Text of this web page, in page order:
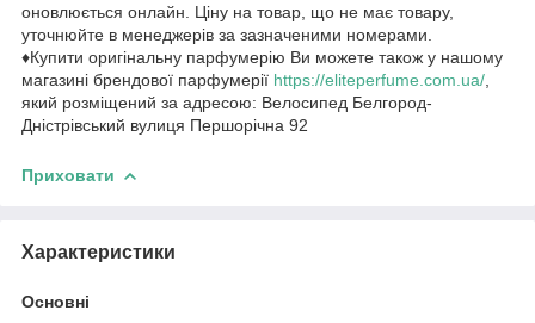
оновлюється онлайн. Ціну на товар, що не має товару,
уточнюйте в менеджерів за зазначеними номерами.
♦Купити оригінальну парфумерію Ви можете також у нашому
магазині брендової парфумерії https://eliteperfume.com.ua/
який розміщений за адресою: Велосипед Белгород-
Дністрівський вулиця Першорічна 92
Приховати
Характеристики
Основні